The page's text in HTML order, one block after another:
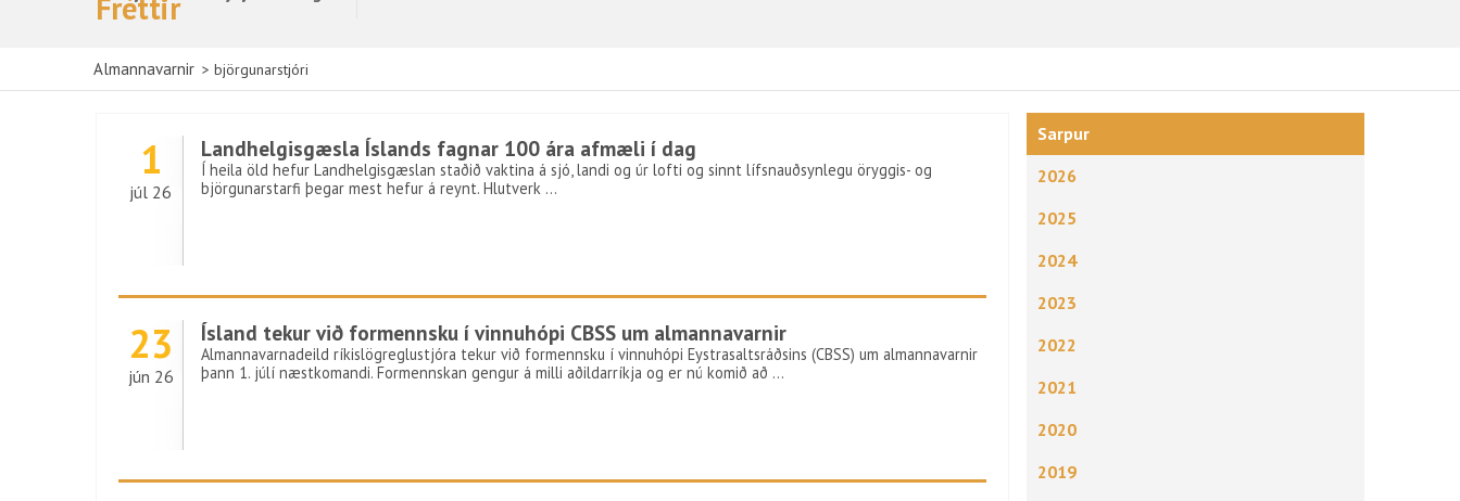
Fréttir
Almannavarnir > björgunarstjóri
Sarpur
2026
2025
2024
2023
2022
2021
2020
2019
1
júl 26
Landhelgisgæsla Íslands fagnar 100 ára afmæli í dag
Í heila öld hefur Landhelgisgæslan staðið vaktina á sjó, landi og úr lofti og sinnt lífsnauðsynlegu öryggis- og
björgunarstarfi þegar mest hefur á reynt. Hlutverk …
23
jún 26
Ísland tekur við formennsku í vinnuhópi CBSS um almannavarnir
Almannavarnadeild ríkislögreglustjóra tekur við formennsku í vinnuhópi Eystrasaltsráðsins (CBSS) um almannavarnir
þann 1. júlí næstkomandi. Formennskan gengur á milli aðildarríkja og er nú komið að …